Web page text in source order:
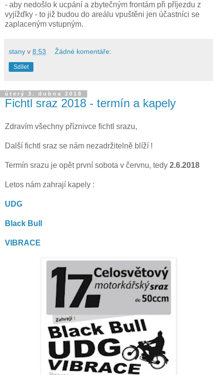
- aby nedošlo k ucpání a zbytečným frontám při příjezdu z
vyjížďky - to již budou do areálu vpuštěni jen účastníci se
zaplaceným vstupným.
stany v 8:53 Žádné komentáře:
Sdílet
úterý 3. dubna 2018
Fichtl sraz 2018 - termín a kapely
Zdravím všechny příznivce fichtl srazu,
Další fichtl sraz se nám nezadržitelně blíží !
Termín srazu je opět první sobota v červnu, tedy 2.6.2018
Letos nám zahrají kapely :
UDG
Black Bull
VIBRACE